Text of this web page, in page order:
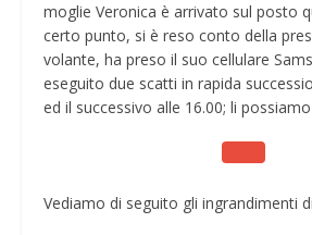
moglie Veronica è arrivato sul posto
certo punto, si è reso conto della
volante, ha preso il suo cellulare
eseguito due scatti in rapida
ed il successivo alle 16.00; li
Vediamo di seguito gli ingrandimenti